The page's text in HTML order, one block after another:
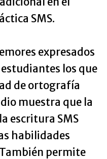
SMS.
expresados
los que
de ortografía
muestra que la
escritura SMS
habilidades
permite